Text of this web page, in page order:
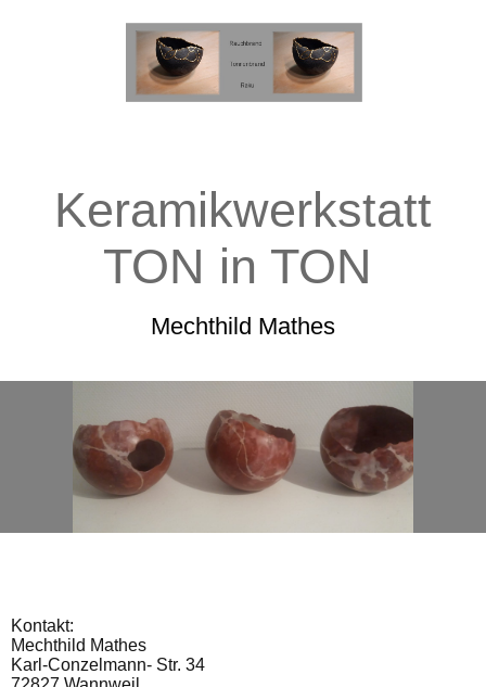
Keramikwerkstatt
TON in TON
Mechthild Mathes
Kontakt:
Mechthild Mathes
Karl-Conzelmann- Str. 34